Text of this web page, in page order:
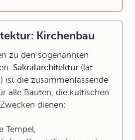
Kirchenbau
zu den sogenannten
Sakralarchitektur (lat.
ist die zusammenfassende
alle Bauten, die kultischen
dienen:
Tempel,